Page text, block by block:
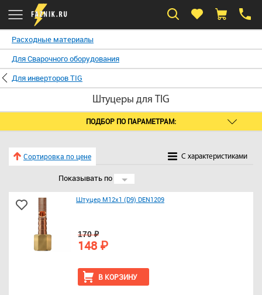
Расходные материалы
Для Сварочного оборудования
Для инверторов TIG
Штуцеры для TIG
ПОДБОР ПО ПАРАМЕТРАМ:
Сортировка по цене C характеристиками
Показывать по 24
Штуцер М12х1 (D9) DEN1209
В КОРЗИНУ
170 ₽
148 ₽